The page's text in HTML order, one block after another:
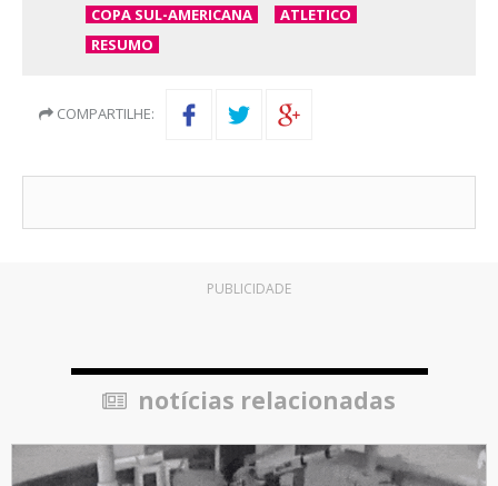
COPA SUL-AMERICANA
ATLETICO
RESUMO
COMPARTILHE:
PUBLICIDADE
notícias relacionadas